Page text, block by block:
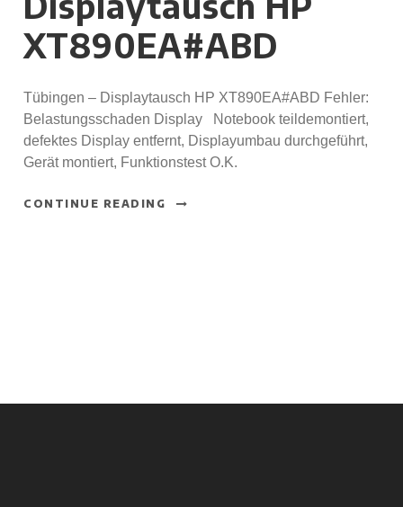
XT890EA#ABD
Tübingen – Displaytausch HP XT890EA#ABD Fehler:
Belastungsschaden Display Notebook teildemontiert,
defektes Display entfernt, Displayumbau durchgeführt,
Gerät montiert, Funktionstest O.K.
CONTINUE READING